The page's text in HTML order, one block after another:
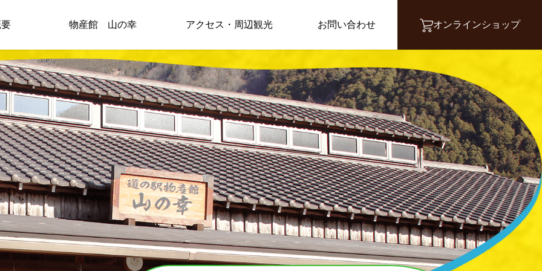
物産館 山の幸 アクセス・周辺観光 お問い合わせ オンラインショップ